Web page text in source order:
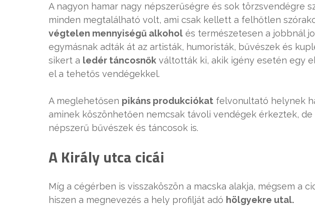
A nagyon hamar nagy népszerűségre és sok törzsvendégre
minden megtalálható volt, ami csak kellett a felhőtlen
végtelen mennyiségű alkohol és természetesen a jobbnál
egymásnak adták át az artisták, humoristák, bűvészek és
sikert a ledér táncosnők váltották ki, akik igény esetén egy
el a tehetős vendégekkel.
A meglehetősen pikáns produkciókat felvonultató helynek
aminek köszönhetően nemcsak távoli vendégek érkeztek,
népszerű bűvészek és táncosok is.
A Király utca cicái
Míg a cégérben is visszaköszön a macska alakja, mégsem a
hiszen a megnevezés a hely profilját adó hölgyekre utal.